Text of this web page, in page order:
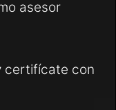
asesor
certifícate con